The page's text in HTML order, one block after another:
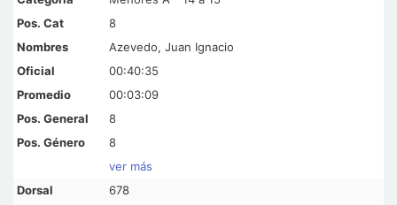
8
Azevedo, Juan Ignacio
00:40:35
00:03:09
8
8
ver más
678